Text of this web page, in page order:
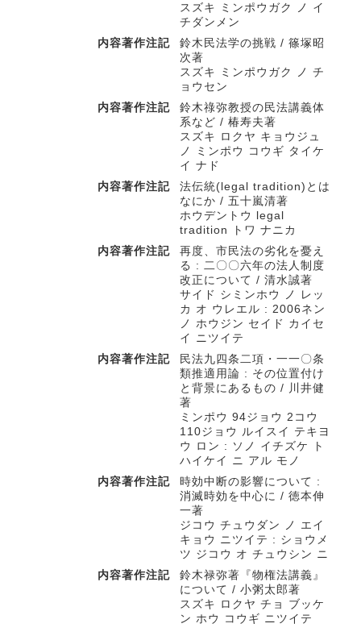
スズキ ミンポウガク ノ イ
チダンメン
内容著作注記
鈴木民法学の挑戦 / 篠塚昭
次著
スズキ ミンポウガク ノ チ
ョウセン
内容著作注記
鈴木祿弥教授の民法講義体
系など / 椿寿夫著
スズキ ロクヤ キョウジュ
ノ ミンポウ コウギ タイケ
イ ナド
内容著作注記
法伝統(legal tradition)とは
なにか / 五十嵐清著
ホウデントウ legal
tradition トワ ナニカ
内容著作注記
再度、市民法の劣化を憂え
る : 二〇〇六年の法人制度
改正について / 清水誠著
サイド シミンホウ ノ レッ
カ オ ウレエル : 2006ネン
ノ ホウジン セイド カイセ
イ ニツイテ
内容著作注記
民法九四条二項・一一〇条
類推適用論 : その位置付け
と背景にあるもの / 川井健
著
ミンポウ 94ジョウ 2コウ
110ジョウ ルイスイ テキヨ
ウ ロン : ソノ イチズケ ト
ハイケイ ニ アル モノ
内容著作注記
時効中断の影響について :
消滅時効を中心に / 徳本伸
一著
ジコウ チュウダン ノ エイ
キョウ ニツイテ : ショウメ
ツ ジコウ オ チュウシン ニ
内容著作注記
鈴木禄弥著『物権法講義』
について / 小粥太郎著
スズキ ロクヤ チョ ブッケ
ン ホウ コウギ ニツイテ